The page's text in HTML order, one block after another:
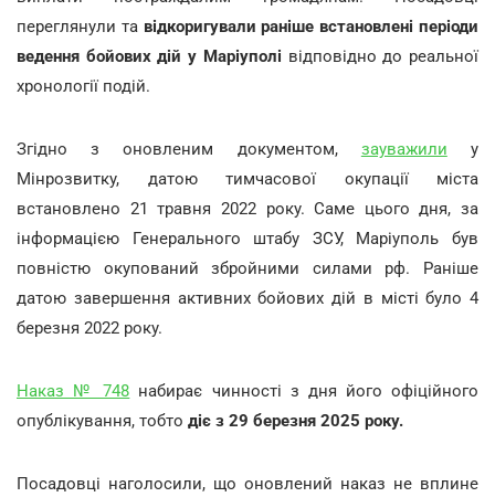
переглянули та відкоригували раніше встановлені періоди
ведення бойових дій у Маріуполі відповідно до реальної
хронології подій.
Згідно з оновленим документом, зауважили у
Мінрозвитку, датою тимчасової окупації міста
встановлено 21 травня 2022 року. Саме цього дня, за
інформацією Генерального штабу ЗСУ, Маріуполь був
повністю окупований збройними силами рф. Раніше
датою завершення активних бойових дій в місті було 4
березня 2022 року.
Наказ № 748 набирає чинності з дня його офіційного
опублікування, тобто діє з 29 березня 2025 року.
Посадовці наголосили, що оновлений наказ не вплине